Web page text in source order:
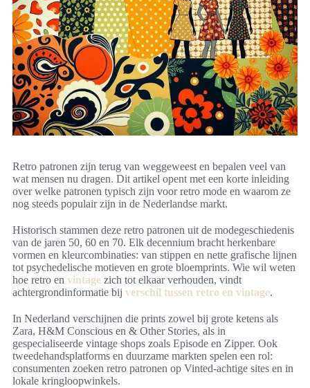
Retro patronen zijn terug van weggeweest en bepalen veel van
wat mensen nu dragen. Dit artikel opent met een korte inleiding
over welke patronen typisch zijn voor retro mode en waarom ze
nog steeds populair zijn in de Nederlandse markt.
Historisch stammen deze retro patronen uit de modegeschiedenis
van de jaren 50, 60 en 70. Elk decennium bracht herkenbare
vormen en kleurcombinaties: van stippen en nette grafische lijnen
tot psychedelische motieven en grote bloemprints. Wie wil weten
hoe retro en vintage zich tot elkaar verhouden, vindt
achtergrondinformatie bij verschil tussen retro en vintage.
In Nederland verschijnen die prints zowel bij grote ketens als
Zara, H&M Conscious en & Other Stories, als in
gespecialiseerde vintage shops zoals Episode en Zipper. Ook
tweedehandsplatforms en duurzame markten spelen een rol:
consumenten zoeken retro patronen op Vinted-achtige sites en in
lokale kringloopwinkels.